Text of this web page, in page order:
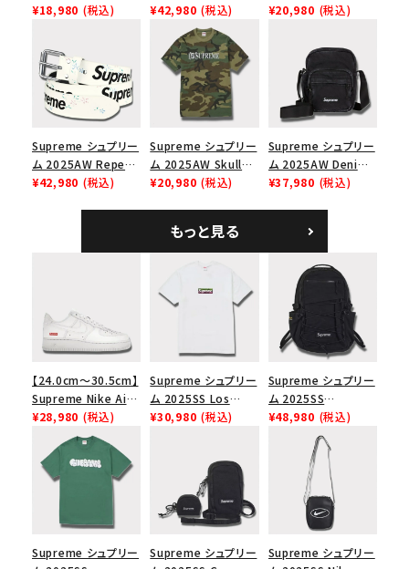
Mesh Back 5-Panel
ュバック 5パネルキャ
ップ トゥルーティン
バーHTC フォールカ
¥18,980 (税込)
Backpack デニム バ
ックパック ブラック
¥42,980 (税込)
Carti Tee プレイボ
¥20,980 (税込)
Supreme シュプリー
ム 2025AW Repeat
Leather Belt リピー
¥42,980 (税込)
Supreme シュプリー
ム 2025AW Skull
Tee スカル Tシャ
¥20,980 (税込)
Supreme シュプリー
ム 2025AW Denim
Shoulder Bag デニ
¥37,980 (税込)
もっと見る
【24.0cm～30.5cm】
Supreme Nike Air
Force 1 Low シュプ
リーム ナイキエアフォ
ース１スニーカー シ
ューズ ホワイト
¥28,980 (税込)
Supreme シュプリー
ム 2025SS Los
Angeles Fire Relief
スロゴTシャツ ホワ
¥30,980 (税込)
Supreme シュプリー
ム 2025SS
Backpack バックパッ
ク ブラック 黒
¥48,980 (税込)
Supreme シュプリー
Supreme シュプリー
Supreme シュプリー